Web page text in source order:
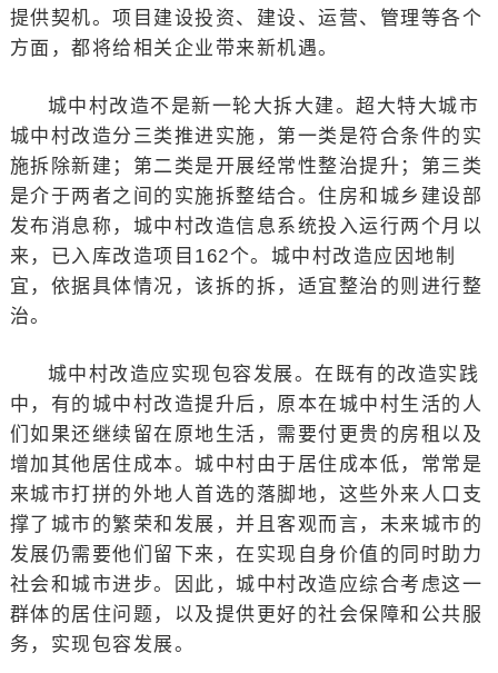
提供契机。项目建设投资、建设、运营、管理等各个
方面，都将给相关企业带来新机遇。
城中村改造不是新一轮大拆大建。超大特大城市
城中村改造分三类推进实施，第一类是符合条件的实
施拆除新建；第二类是开展经常性整治提升；第三类
是介于两者之间的实施拆整结合。住房和城乡建设部
发布消息称，城中村改造信息系统投入运行两个月以
来，已入库改造项目162个。城中村改造应因地制
宜，依据具体情况，该拆的拆，适宜整治的则进行整
治。
城中村改造应实现包容发展。在既有的改造实践
中，有的城中村改造提升后，原本在城中村生活的人
们如果还继续留在原地生活，需要付更贵的房租以及
增加其他居住成本。城中村由于居住成本低，常常是
来城市打拼的外地人首选的落脚地，这些外来人口支
撑了城市的繁荣和发展，并且客观而言，未来城市的
发展仍需要他们留下来，在实现自身价值的同时助力
社会和城市进步。因此，城中村改造应综合考虑这一
群体的居住问题，以及提供更好的社会保障和公共服
务，实现包容发展。